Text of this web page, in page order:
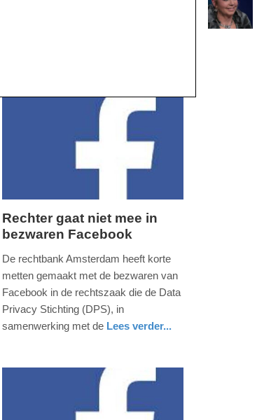
vrijdag,
09-
Rechter gaat niet mee in
bezwaren Facebook
De rechtbank Amsterdam heeft korte
metten gemaakt met de bezwaren van
Facebook in de rechtszaak die de Data
Privacy Stichting (DPS), in
samenwerking met de Lees verder...